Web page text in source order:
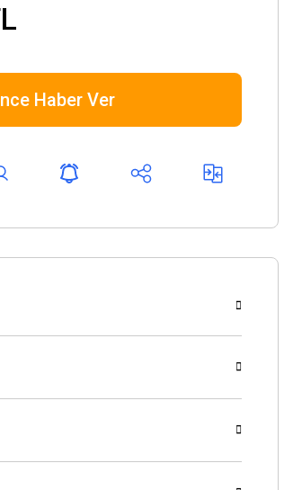
Haber Ver